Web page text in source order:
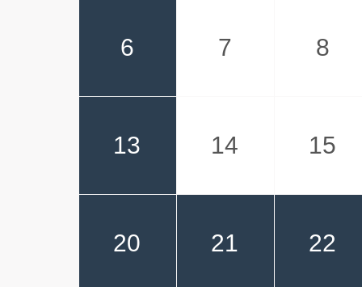
6 7 8
13 14 15
20 21 22